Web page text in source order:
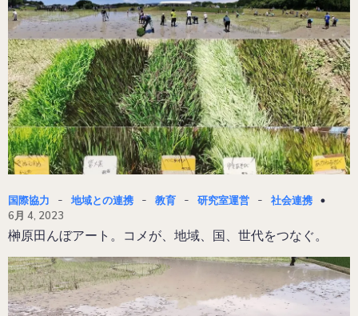
国際協力 - 地域との連携 - 教育 - 研究室運営 -
社会連携
6月 4, 2023
榊原田んぼアート。コメが、地域、国、世代をつなぐ。